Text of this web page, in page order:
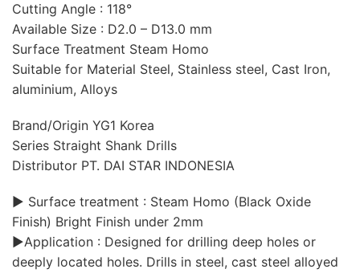
Cutting Angle : 118°
Available Size : D2.0 – D13.0 mm
Surface Treatment Steam Homo
Suitable for Material Steel, Stainless steel, Cast Iron,
aluminium, Alloys
Brand/Origin YG1 Korea
Series Straight Shank Drills
Distributor PT. DAI STAR INDONESIA
▶ Surface treatment : Steam Homo (Black Oxide
Finish) Bright Finish under 2mm
▶Application : Designed for drilling deep holes or
deeply located holes. Drills in steel, cast steel alloyed